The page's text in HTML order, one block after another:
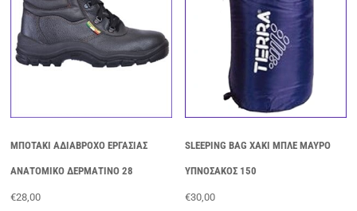
ΜΠΟΤΑΚΙ ΑΔΙΑΒΡΟΧΟ ΕΡΓΑΣΙΑΣ
ΑΝΑΤΟΜΙΚΟ ΔΕΡΜΑΤΙΝΟ 28
€28,00
SLEEPING BAG ΧΑΚΙ ΜΠΛΕ ΜΑΥΡΟ
ΥΠΝΟΣΑΚΟΣ 150
€30,00